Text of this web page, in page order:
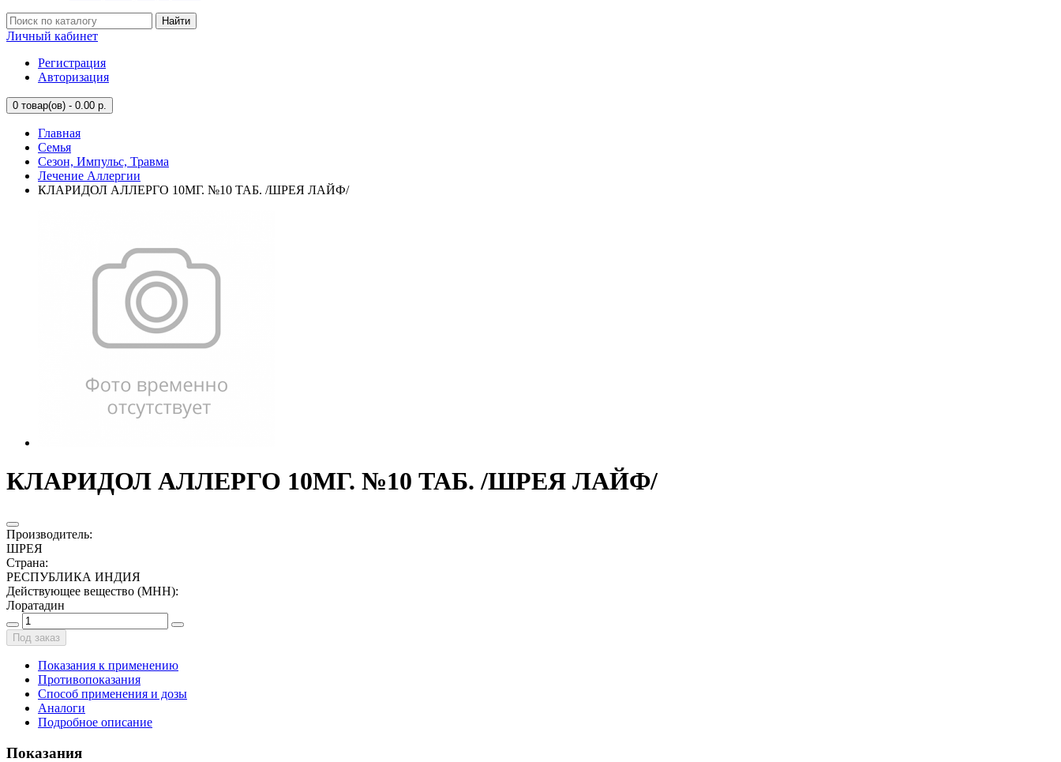
Найти
Личный кабинет
Регистрация
Авторизация
0 товар(ов) - 0.00 р.
Главная
Семья
Сезон, Импульс, Травма
Лечение Аллергии
КЛАРИДОЛ АЛЛЕРГО 10МГ. №10 ТАБ. /ШРЕЯ ЛАЙФ/
КЛАРИДОЛ АЛЛЕРГО 10МГ. №10 ТАБ. /ШРЕЯ ЛАЙФ/
Производитель:
ШРЕЯ
Страна:
РЕСПУБЛИКА ИНДИЯ
Действующее вещество (МНН):
Лоратадин
Под заказ
Показания к применению
Противопоказания
Способ применения и дозы
Аналоги
Подробное описание
Показания